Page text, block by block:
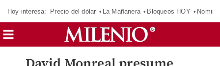
Hoy interesa: Precio del dólar La Mañanera Bloqueos HOY